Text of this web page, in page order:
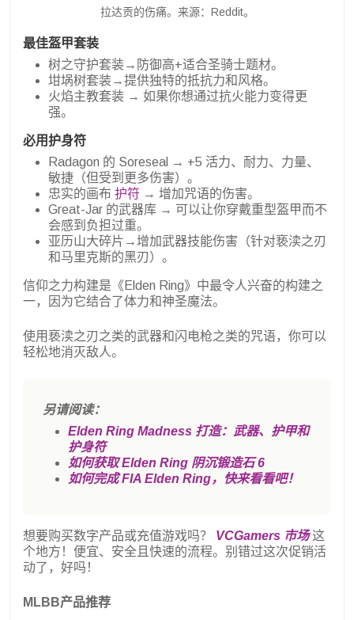
拉达贡的伤痛。来源：Reddit。
最佳盔甲套装
树之守护套装→防御高+适合圣骑士题材。
坩埚树套装→提供独特的抵抗力和风格。
火焰主教套装 → 如果你想通过抗火能力变得更
强。
必用护身符
Radagon 的 Soreseal → +5 活力、耐力、力量、
敏捷（但受到更多伤害）。
忠实的画布 护符 → 增加咒语的伤害。
Great-Jar 的武器库 → 可以让你穿戴重型盔甲而不
会感到负担过重。
亚历山大碎片→增加武器技能伤害（针对亵渎之刃
和马里克斯的黑刃）。
信仰之力构建是《Elden Ring》中最令人兴奋的构建之
一，因为它结合了体力和神圣魔法。
使用亵渎之刃之类的武器和闪电枪之类的咒语，你可以
轻松地消灭敌人。
另请阅读：
Elden Ring Madness 打造：武器、护甲和
护身符
如何获取 Elden Ring 阴沉锻造石 6
如何完成 FIA Elden Ring，快来看看吧！
想要购买数字产品或充值游戏吗？ VCGamers 市场这
个地方！便宜、安全且快速的流程。别错过这次促销活
动了，好吗！
MLBB产品推荐